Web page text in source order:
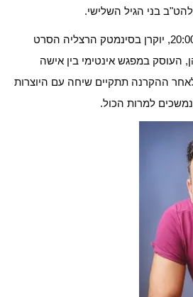
בני הגיל השלישי.
ביום רביעי, 10.6, בשעה 20:00, יוקרן בסינמטק הרצליה הסרט
העוסק במפגש אינטימי בין אישה
ההקרנה תתקיים שיחה עם היוצרות
למרות הכול.